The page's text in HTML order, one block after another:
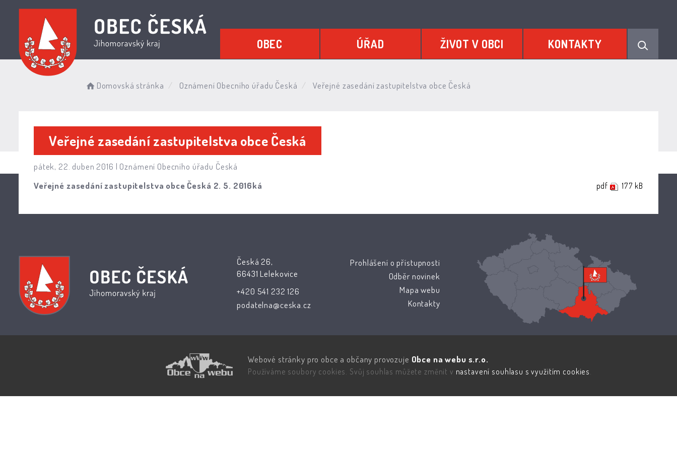
OBEC ÚŘAD ŽIVOT V OBCI KONTAKTY
Domovská stránka Oznámení Obecního úřadu Česká Veřejné zasedání zastupitelstva obce Česká
Veřejné zasedání zastupitelstva obce Česká
pátek, 22. duben 2016 | Oznámení Obecního úřadu Česká
Veřejné zasedání zastupitelstva obce Česká 2. 5. 2016ká
pdf 177 kB
Česká 26,
66431 Lelekovice
+420 541 232 126
podatelna@ceska.cz
Prohlášení o přístupnosti
Odběr novinek
Mapa webu
Kontakty
Webové stránky pro obce a občany provozuje Obce na webu s.r.o.
Používáme soubory cookies. Svůj souhlas můžete změnit v nastavení souhlasu s využitím cookies.